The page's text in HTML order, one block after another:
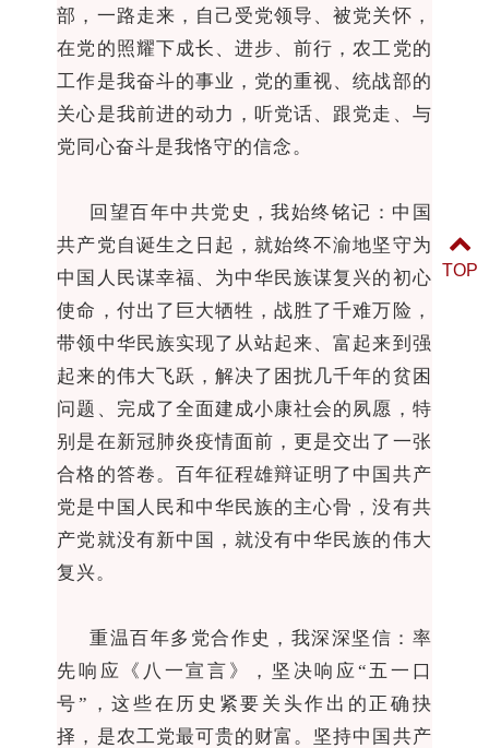
部，一路走来，自己受党领导、被党关怀，
在党的照耀下成长、进步、前行，农工党的
工作是我奋斗的事业，党的重视、统战部的
关心是我前进的动力，听党话、跟党走、与
党同心奋斗是我恪守的信念。
回望百年中共党史，我始终铭记：中国
共产党自诞生之日起，就始终不渝地坚守为
中国人民谋幸福、为中华民族谋复兴的初心
使命，付出了巨大牺牲，战胜了千难万险，
带领中华民族实现了从站起来、富起来到强
起来的伟大飞跃，解决了困扰几千年的贫困
问题、完成了全面建成小康社会的夙愿，特
别是在新冠肺炎疫情面前，更是交出了一张
合格的答卷。百年征程雄辩证明了中国共产
党是中国人民和中华民族的主心骨，没有共
产党就没有新中国，就没有中华民族的伟大
复兴。
重温百年多党合作史，我深深坚信：率
先响应《八一宣言》，坚决响应“五一口
号”，这些在历史紧要关头作出的正确抉
择，是农工党最可贵的财富。坚持中国共产
TOP